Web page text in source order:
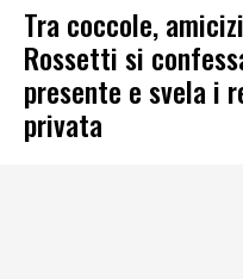
Tra coccole,
Rossetti si
presente e svela i
privata